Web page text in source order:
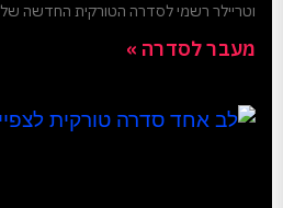
וטריילר רשמי לסדרה הטורקית החדשה של Bi Kanal.
מעבר לסדרה »